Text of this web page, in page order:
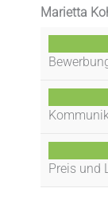
Marietta
Preis und